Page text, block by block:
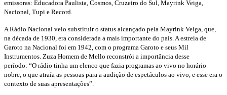
emissoras: Educadora Paulista, Cosmos, Cruzeiro do Sul, Mayrink Veiga,
Nacional, Tupi e Record.
A Rádio Nacional veio substituir o status alcançado pela Mayrink Veiga, que,
na década de 1930, era considerada a mais importante do país. A estreia de
Garoto na Nacional foi em 1942, com o programa Garoto e seus Mil
Instrumentos. Zuza Homem de Mello reconstrói a importância desse
período: “O rádio tinha um elenco que fazia programas ao vivo no horário
nobre, o que atraía as pessoas para a audição de espetáculos ao vivo, e esse era o
contexto de suas apresentações”.